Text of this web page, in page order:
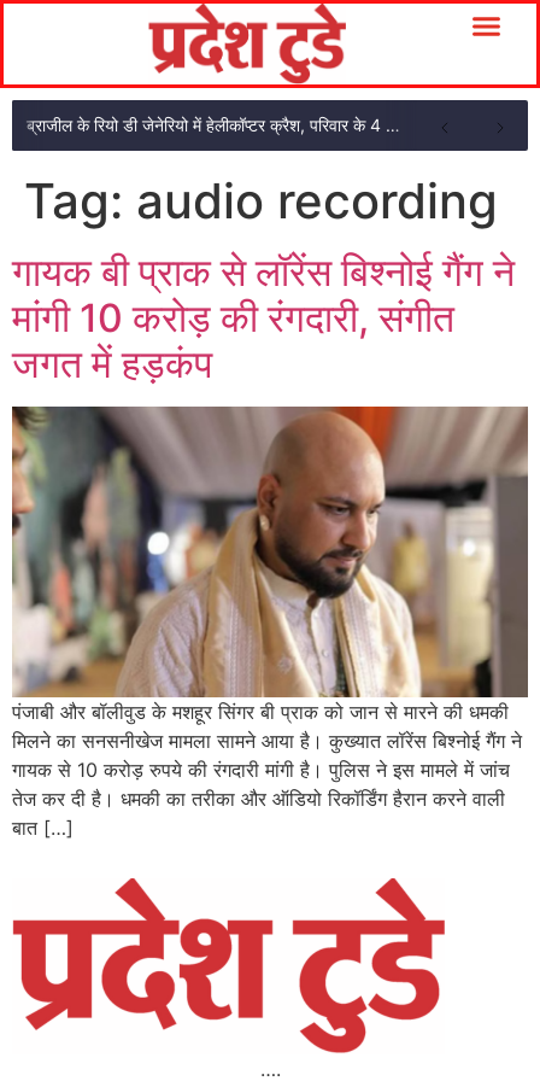
ब्राजील के रियो डी जेनेरियो में हेलीकॉप्टर क्रैश, परिवार के 4 सदस्यों की मौत
Tag: audio recording
गायक बी प्राक से लॉरेंस बिश्नोई गैंग ने
मांगी 10 करोड़ की रंगदारी, संगीत
जगत में हड़कंप
पंजाबी और बॉलीवुड के मशहूर सिंगर बी प्राक को जान से मारने की धमकी
मिलने का सनसनीखेज मामला सामने आया है। कुख्यात लॉरेंस बिश्नोई गैंग ने
गायक से 10 करोड़ रुपये की रंगदारी मांगी है। पुलिस ने इस मामले में जांच
तेज कर दी है। धमकी का तरीका और ऑडियो रिकॉर्डिंग हैरान करने वाली
बात […]
….